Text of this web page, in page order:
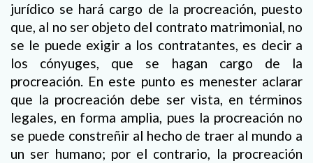
jurídico se hará cargo de la procreación, puesto
que, al no ser objeto del contrato matrimonial, no
se le puede exigir a los contratantes, es decir a
los cónyuges, que se hagan cargo de la
procreación. En este punto es menester aclarar
que la procreación debe ser vista, en términos
legales, en forma amplia, pues la procreación no
se puede constreñir al hecho de traer al mundo a
un ser humano; por el contrario, la procreación